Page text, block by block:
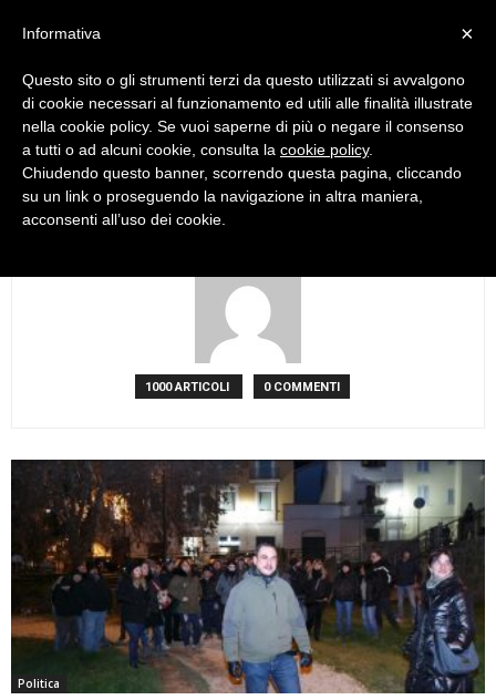
Valentino Clementoni
1000 ARTICOLI 0 COMMENTI
Politica
×
Informativa
Questo sito o gli strumenti terzi da questo utilizzati si avvalgono
di cookie necessari al funzionamento ed utili alle finalità illustrate
nella cookie policy. Se vuoi saperne di più o negare il consenso
a tutti o ad alcuni cookie, consulta la cookie policy.
Chiudendo questo banner, scorrendo questa pagina, cliccando
su un link o proseguendo la navigazione in altra maniera,
acconsenti all’uso dei cookie.